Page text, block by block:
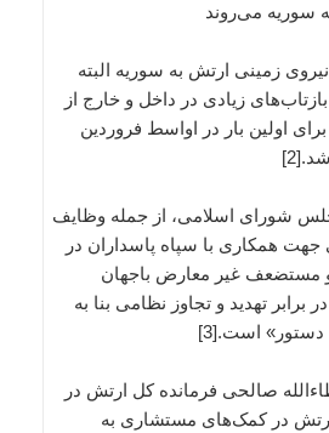
سوریه می‌روند
اعزام تکاوران تیپ 65 نیروی زمینی ارتش به سوریه البته
زیادی در داخل و خارج از
اولین بار در اواسط فروردین
شورای اسلامی، از جمله وظایف
همکاری با سپاه پاسداران در
مستضعف غیر معارض باجهان
برابر تهدید و تجاوز نظامی بنا به
دستور» است.[3]
صالحی فرمانده کل ارتش در
در کمک‌های مستشاری به